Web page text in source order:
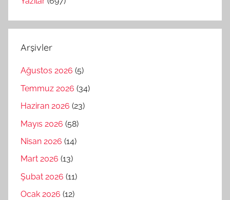
Arşivler
Ağustos 2026 (5)
Temmuz 2026 (34)
Haziran 2026 (23)
Mayıs 2026 (58)
Nisan 2026 (14)
Mart 2026 (13)
Şubat 2026 (11)
Ocak 2026 (12)